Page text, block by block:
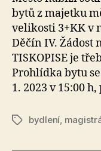
bytů z majetku
velikosti 3+KK v
Děčín IV. Žádost
TISKOPISE je
Prohlídka bytu se
1. 2023 v 15:00
Štítkybydlení,